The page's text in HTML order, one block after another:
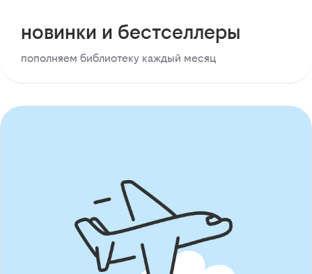
новинки и бестселлеры
пополняем библиотеку каждый месяц